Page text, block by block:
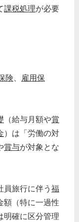
課税処理が必要
険、 雇用保
（給与月額や賞
）は「労働の対
賞与が対象とな
旅行に伴う 福
額（特に一過性
明確に区分管理